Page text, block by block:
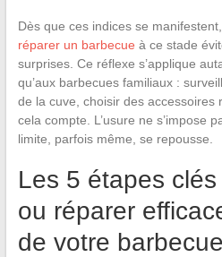
Dès que ces indices se
réparer un barbecue à ce stade
surprises. Ce réflexe s’applique
qu’aux barbecues familiaux :
de la cuve, choisir des accessoires
cela compte. L’usure ne s’impose
limite, parfois même, se repousse.
Les 5 étapes
ou réparer
de votre barbecue